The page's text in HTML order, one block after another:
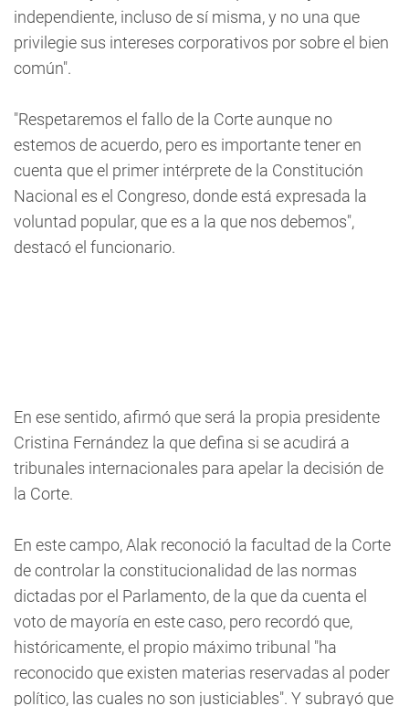
independiente, incluso de sí misma, y no una que
privilegie sus intereses corporativos por sobre el bien
común".
"Respetaremos el fallo de la Corte aunque no
estemos de acuerdo, pero es importante tener en
cuenta que el primer intérprete de la Constitución
Nacional es el Congreso, donde está expresada la
voluntad popular, que es a la que nos debemos",
destacó el funcionario.
En ese sentido, afirmó que será la propia presidente
Cristina Fernández la que defina si se acudirá a
tribunales internacionales para apelar la decisión de
la Corte.
En este campo, Alak reconoció la facultad de la Corte
de controlar la constitucionalidad de las normas
dictadas por el Parlamento, de la que da cuenta el
voto de mayoría en este caso, pero recordó que,
históricamente, el propio máximo tribunal "ha
reconocido que existen materias reservadas al poder
político, las cuales no son justiciables". Y subrayó que